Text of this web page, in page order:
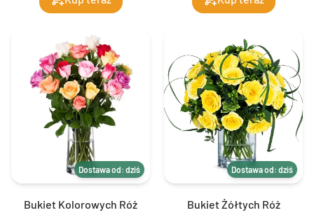
Dostawa od: dziś
Bukiet Kolorowych Róż
Dostawa od: dziś
Bukiet Żółtych Róż